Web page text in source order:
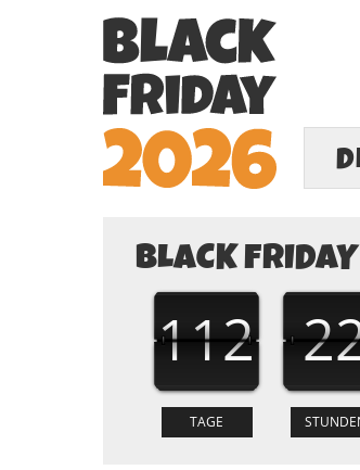
BLACK FRIDAY
112